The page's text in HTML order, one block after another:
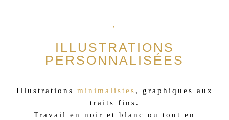
ILLUSTRATIONS
PERSONNALISÉES
Illustrations minimalistes , graphiques aux
traits fins.
Travail en noir et blanc ou tout en